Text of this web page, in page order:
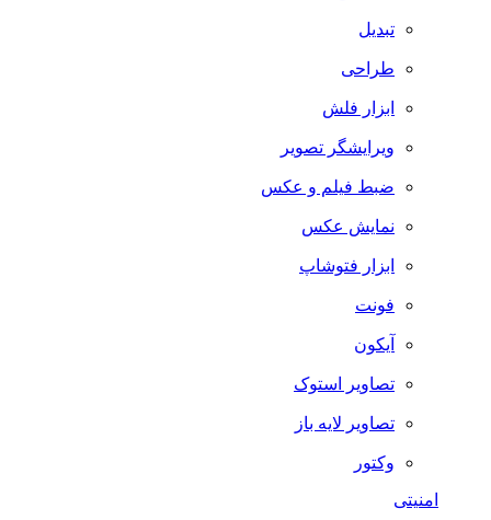
تبدیل
طراحی
ابزار فلش
ویرایشگر تصویر
ضبط فيلم و عكس
نمایش عکس
ابزار فتوشاپ
فونت
آیکون
تصاویر استوک
تصاویر لایه باز
وکتور
امنیتی